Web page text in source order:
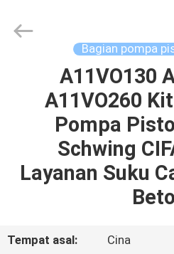
RUMAH
PRODUK
TENTANG
KAMI
TUR
Power
Co.,Ltd.
Bagian pompa
A11VO130
A11VO260
Pompa
Schwing
Layanan Suku
Tempat asal:
Cina